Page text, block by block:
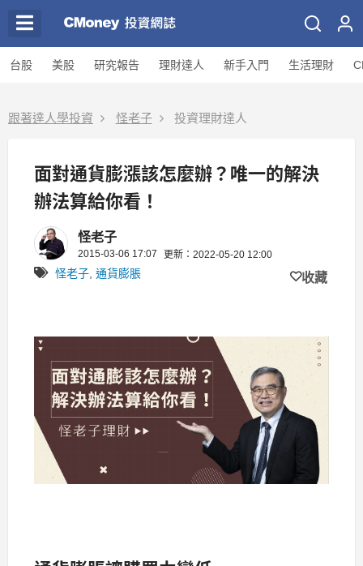
台股 美股 研究報告 理財達人 新手入門 生活理財
跟著達人學投資 怪老子 投資理財達人
面對通貨膨漲該怎麼辦？唯一的解決
辦法算給你看！
怪老子
2015-03-06 17:07 更新：2022-05-20 12:00
怪老子 通貨膨脹 收藏